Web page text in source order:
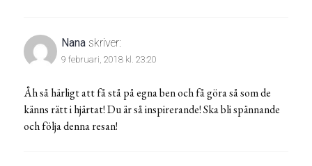
Nana skriver:
9 februari, 2018 kl. 23:20
Åh så härligt att få stå på egna ben och få göra så som de
känns rätt i hjärtat! Du är så inspirerande! Ska bli spännande
och följa denna resan!